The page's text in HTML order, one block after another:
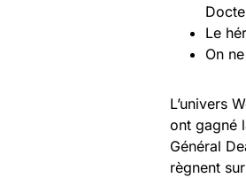
Le
On
L’univers
ont gagné
Général
règnent